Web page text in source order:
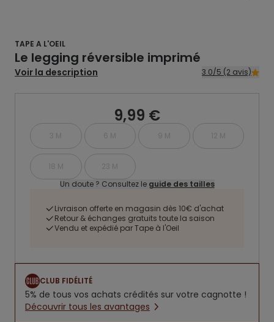
TAPE A L'OEIL
Le legging réversible imprimé
Voir la description 3.0/5 (2 avis)
9,99 €
3 M 6 M 9 M 12 M
18 M
23 M
Un doute ? Consultez le guide des tailles
Livraison offerte en magasin dès 10€ d'achat
Retour & échanges gratuits toute la saison
Vendu et expédié par Tape à l'Oeil
CLUB FIDÉLITÉ
5% de tous vos achats crédités sur votre cagnotte !
Découvrir tous les avantages